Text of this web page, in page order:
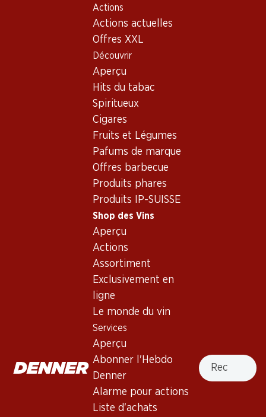
Actions
Actions actuelles
Offres XXL
Découvrir
Aperçu
Hits du tabac
Spiritueux
Cigares
Fruits et Légumes
Pafums de marque
Offres barbecue
Produits phares
Produits IP-SUISSE
Shop des Vins
Aperçu
Actions
Assortiment
Exclusivement en
ligne
Le monde du vin
Services
Aperçu
Abonner l'Hebdo
Denner
Alarme pour actions
Liste d'achats
Recherche
Shop des Vins
Provence
Domaines Ott by Ott Côtes de Provence AOC
Exclusivité web !
Recto Verso
Domaines Ott by Ott Côtes de
Provence AOC
Provence , 2024
Robe rose pâle. Au nez, des notes séduisantes de pêche
blanche, d’abricot, de fruits exotiques, d’agrumes et des
notes d’épices douces. Bouche moyennement pleine à
pleine à l’acidité séveuse. Belle finale persistante.